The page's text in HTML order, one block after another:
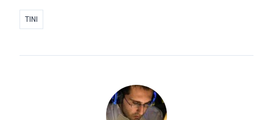
TINI